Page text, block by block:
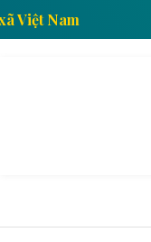
tấn xã Việt Nam